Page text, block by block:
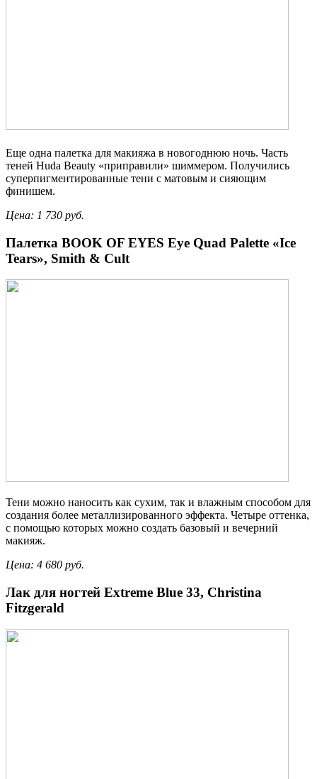
Еще одна палетка для макияжа в новогоднюю ночь. Часть
теней Huda Beauty «приправили» шиммером. Получились
суперпигментированные тени с матовым и сияющим
финишем.
Цена: 1 730 руб.
Палетка BOOK OF EYES Eye Quad Palette «Ice
Tears», Smith & Cult
Тени можно наносить как сухим, так и влажным способом для
создания более металлизированного эффекта. Четыре оттенка,
с помощью которых можно создать базовый и вечерний
макияж.
Цена: 4 680 руб.
Лак для ногтей Extreme Blue 33, Christina
Fitzgerald